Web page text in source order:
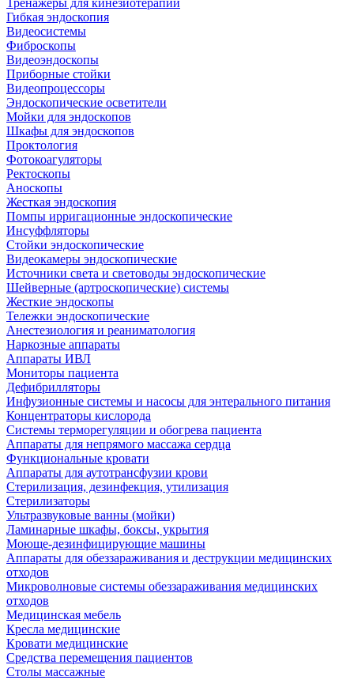
Тренажеры для кинезиотерапии
Гибкая эндоскопия
Видеосистемы
Фиброскопы
Видеоэндоскопы
Приборные стойки
Видеопроцессоры
Эндоскопические осветители
Мойки для эндоскопов
Шкафы для эндоскопов
Проктология
Фотокоагуляторы
Ректоскопы
Аноскопы
Жесткая эндоскопия
Помпы ирригационные эндоскопические
Инсуффляторы
Стойки эндоскопические
Видеокамеры эндоскопические
Источники света и световоды эндоскопические
Шейверные (артроскопические) системы
Жесткие эндоскопы
Тележки эндоскопические
Анестезиология и реаниматология
Наркозные аппараты
Аппараты ИВЛ
Мониторы пациента
Дефибрилляторы
Инфузионные системы и насосы для энтерального питания
Концентраторы кислорода
Системы терморегуляции и обогрева пациента
Аппараты для непрямого массажа сердца
Функциональные кровати
Аппараты для аутотрансфузии крови
Стерилизация, дезинфекция, утилизация
Стерилизаторы
Ультразвуковые ванны (мойки)
Ламинарные шкафы, боксы, укрытия
Моюще-дезинфицирующие машины
Аппараты для обеззараживания и деструкции медицинских
отходов
Микроволновые системы обеззараживания медицинских
отходов
Медицинская мебель
Кресла медицинские
Кровати медицинские
Средства перемещения пациентов
Столы массажные